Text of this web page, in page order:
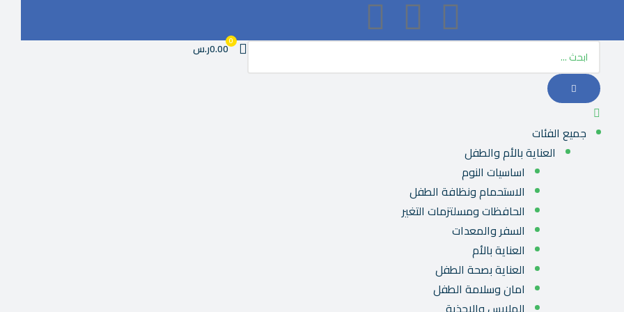
00.00ر.س
جميع الفئات
العناية بالأم والطفل
اساسيات النوم
الاستحمام ونظافة الطفل
الحافظات ومسلتزمات التغير
السفر والمعدات
العناية بالأم
العناية بصحة الطفل
امان وسلامة الطفل